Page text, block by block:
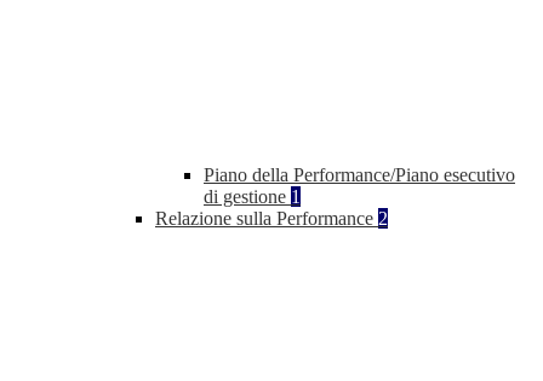
Piano della Performance/Piano esecutivo
di gestione 1
Relazione sulla Performance 2